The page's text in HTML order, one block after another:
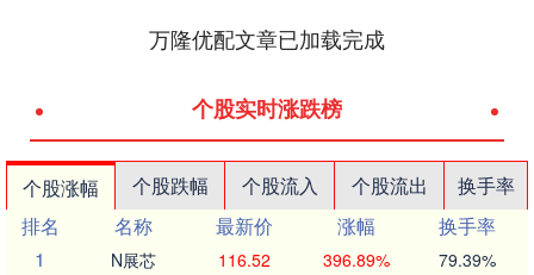
万隆优配文章已加载完成
个股实时涨跌榜
个股涨幅 个股跌幅 个股流入 个股流出
换手率
排名
名称 最新价 涨幅
换手率
1
N展芯 116.52 396.89% 79.39%